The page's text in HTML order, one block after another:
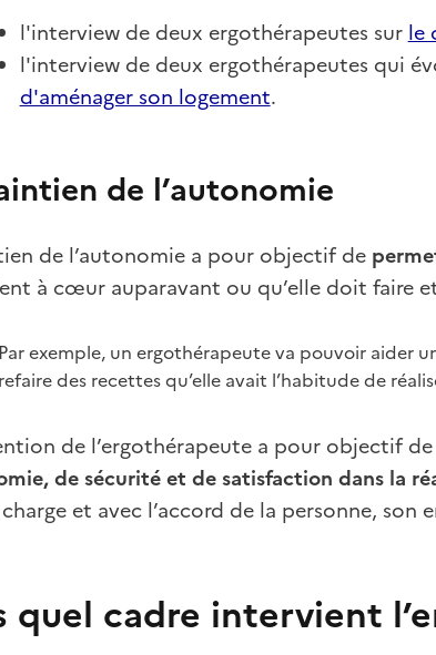
l'interview de deux ergothérapeutes sur le
l'interview de deux ergothérapeutes qui
d'aménager son logement.
de l’autonomie
de l’autonomie a pour objectif de
à cœur auparavant ou qu’elle doit faire
Par exemple, un ergothérapeute va pouvoir aider
refaire des recettes qu’elle avait l’habitude de
de l’ergothérapeute a pour objectif de
de sécurité et de satisfaction dans la
et avec l’accord de la personne, son
quel cadre intervient